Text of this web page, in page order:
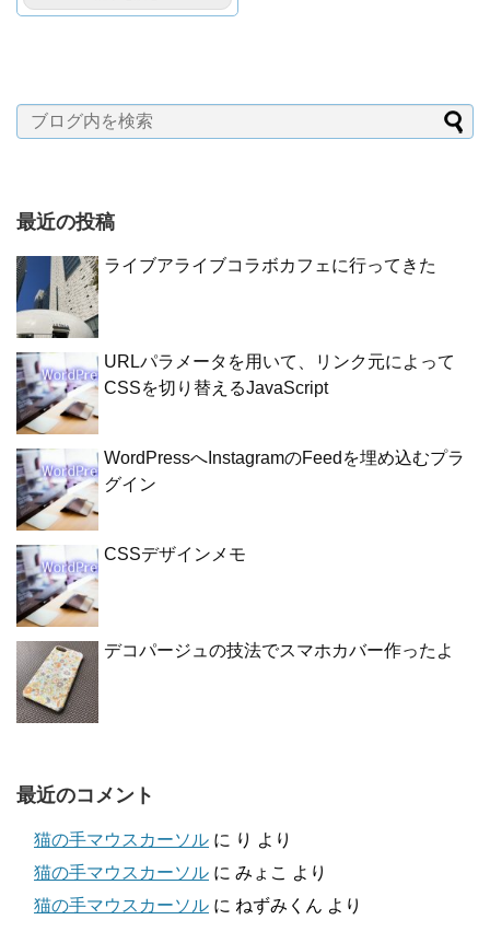
最近の投稿
ライブアライブコラボカフェに行ってきた
URLパラメータを用いて、リンク元によって
CSSを切り替えるJavaScript
WordPressへInstagramのFeedを埋め込むプラ
グイン
CSSデザインメモ
デコパージュの技法でスマホカバー作ったよ
最近のコメント
猫の手マウスカーソル に り より
猫の手マウスカーソル に みょこ より
猫の手マウスカーソル に ねずみくん より